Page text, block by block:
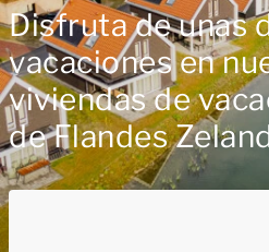
Disfruta de unas
vacaciones en
viviendas de
de Flandes